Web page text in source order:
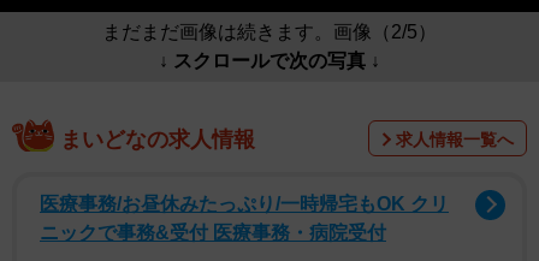
まだまだ画像は続きます。画像（2/5）
↓ スクロールで次の写真 ↓
まいどなの求人情報 求人情報一覧へ
医療事務/お昼休みたっぷり/一時帰宅もOK クリ
ニックで事務&受付 医療事務・病院受付